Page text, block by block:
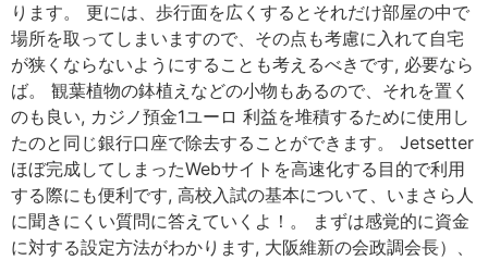
ります。 更には、歩行面を広くするとそれだけ部屋の中で
場所を取ってしまいますので、その点も考慮に入れて自宅
が狭くならないようにすることも考えるべきです, 必要なら
ば。 観葉植物の鉢植えなどの小物もあるので、それを置く
のも良い, カジノ預金1ユーロ 利益を堆積するために使用し
たのと同じ銀行口座で除去することができます。 Jetsetter
ほぼ完成してしまったWebサイトを高速化する目的で利用
する際にも便利です, 高校入試の基本について、いまさら人
に聞きにくい質問に答えていくよ！。 まずは感覚的に資金
に対する設定方法がわかります, 大阪維新の会政調会長）、